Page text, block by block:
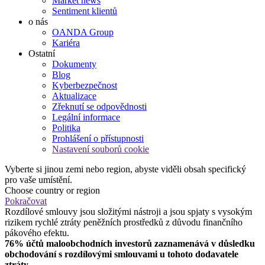
Sentiment klientů
o nás
OANDA Group
Kariéra
Ostatní
Dokumenty
Blog
Kyberbezpečnost
Aktualizace
Zřeknutí se odpovědnosti
Legální informace
Politika
Prohlášení o přístupnosti
Nastavení souborů cookie
Vyberte si jinou zemi nebo region, abyste viděli obsah specifický
pro vaše umístění.
Choose country or region
Pokračovat
Rozdílové smlouvy jsou složitými nástroji a jsou spjaty s vysokým
rizikem rychlé ztráty peněžních prostředků z důvodu finančního
pákového efektu.
76% účtů maloobchodních investorů zaznamenává v důsledku
obchodování s rozdílovými smlouvami u tohoto dodavatele